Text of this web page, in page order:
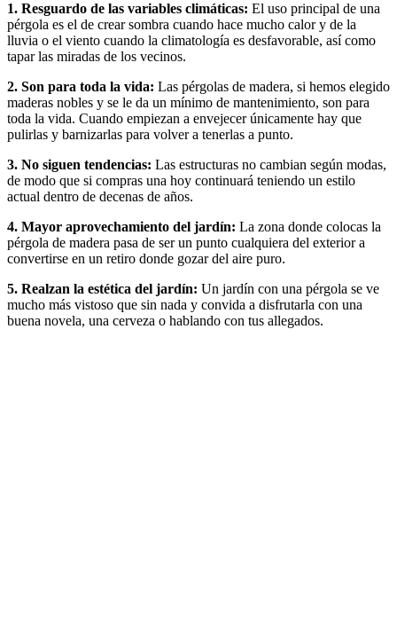
1. Resguardo de las variables climáticas: El uso principal de una
pérgola es el de crear sombra cuando hace mucho calor y de la
lluvia o el viento cuando la climatología es desfavorable, así como
tapar las miradas de los vecinos.
2. Son para toda la vida: Las pérgolas de madera, si hemos elegido
maderas nobles y se le da un mínimo de mantenimiento, son para
toda la vida. Cuando empiezan a envejecer únicamente hay que
pulirlas y barnizarlas para volver a tenerlas a punto.
3. No siguen tendencias: Las estructuras no cambian según modas,
de modo que si compras una hoy continuará teniendo un estilo
actual dentro de decenas de años.
4. Mayor aprovechamiento del jardín: La zona donde colocas la
pérgola de madera pasa de ser un punto cualquiera del exterior a
convertirse en un retiro donde gozar del aire puro.
5. Realzan la estética del jardín: Un jardín con una pérgola se ve
mucho más vistoso que sin nada y convida a disfrutarla con una
buena novela, una cerveza o hablando con tus allegados.